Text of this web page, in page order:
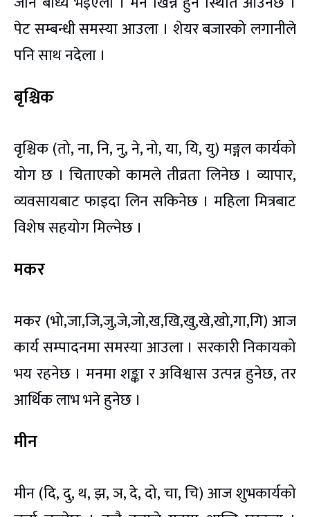
पेट सम्बन्धी समस्या आउला । शेयर बजारको लगानीले
पनि साथ नदेला ।
बृश्चिक
वृश्चिक (तो, ना, नि, नु, ने, नो, या, यि, यु) मङ्गल कार्यको
योग छ । चिताएको कामले तीव्रता लिनेछ । व्यापार,
व्यवसायबाट फाइदा लिन सकिनेछ । महिला मित्रबाट
विशेष सहयोग मिल्नेछ ।
मकर
मकर (भो,जा,जि,जु,जे,जो,ख,खि,खु,खे,खो,गा,गि) आज
कार्य सम्पादनमा समस्या आउला । सरकारी निकायको
भय रहनेछ । मनमा शङ्का र अविश्वास उत्पन्न हुनेछ, तर
आर्थिक लाभ भने हुनेछ ।
मीन
मीन (दि, दु, थ, झ, ञ, दे, दो, चा, चि) आज शुभकार्यको